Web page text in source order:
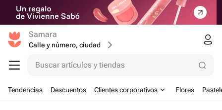
Samara
Calle y número, ciudad
Buscar artículos y tiendas
Tendencias Descuentos Clientes corporativos Flores